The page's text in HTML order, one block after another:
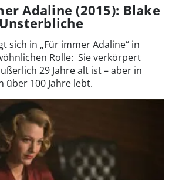
Adaline (2015): Blake
sich in „Für immer Adaline“ in
Rolle: Sie verkörpert
29 Jahre alt ist – aber in
über 100 Jahre lebt.